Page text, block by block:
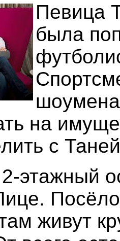
Певица
была
на
с
этажный
живут